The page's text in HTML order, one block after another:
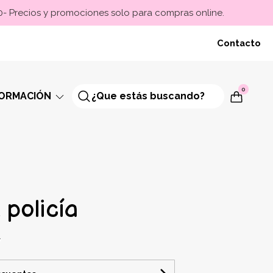
Precios y promociones solo para compras online.
Contacto
0
policía